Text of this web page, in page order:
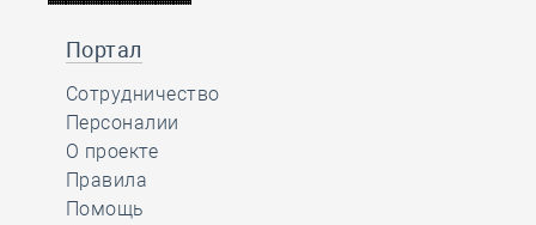
Портал
Сотрудничество
Персоналии
О проекте
Правила
Помощь